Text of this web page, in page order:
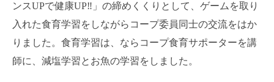
ンスUPで健康UP‼」の締めくくりとして、ゲームを取り
入れた食育学習をしながらコープ委員同士の交流をはか
りました。食育学習は、ならコープ食育サポーターを講
師に、減塩学習とお魚の学習をしました。